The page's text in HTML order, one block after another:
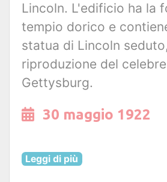
Lincoln. L'edificio ha la
tempio dorico e
statua di Lincoln
riproduzione del
Gettysburg.
30 maggio 1922
Leggi di più